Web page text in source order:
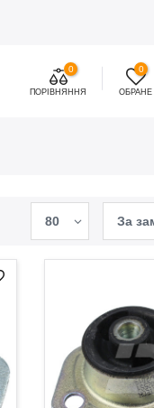
0
ПОРІВНЯННЯ
0
ОБРАНЕ
80 За